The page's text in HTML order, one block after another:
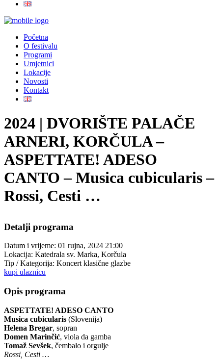
Početna
O festivalu
Programi
Umjetnici
Lokacije
Novosti
Kontakt
2024 | DVORIŠTE PALAČE
ARNERI, KORČULA –
ASPETTATE! ADESO
CANTO – Musica cubicularis –
Rossi, Cesti …
Detalji programa
Datum i vrijeme: 01 rujna, 2024 21:00
Lokacija: Katedrala sv. Marka, Korčula
Tip / Kategorija: Koncert klasične glazbe
kupi ulaznicu
Opis programa
ASPETTATE! ADESO CANTO
Musica cubicularis (Slovenija)
Helena Bregar, sopran
Domen Marinčić, viola da gamba
Tomaž Sevšek, čembalo i orgulje
Rossi, Cesti …